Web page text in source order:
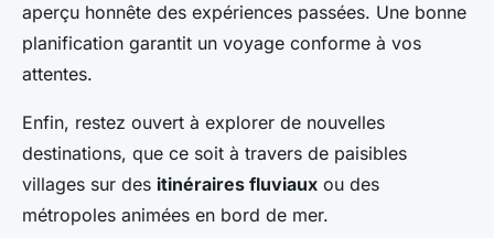
aperçu honnête des expériences passées. Une bonne
planification garantit un voyage conforme à vos
attentes.
Enfin, restez ouvert à explorer de nouvelles
destinations, que ce soit à travers de paisibles
villages sur des itinéraires fluviaux ou des
métropoles animées en bord de mer.